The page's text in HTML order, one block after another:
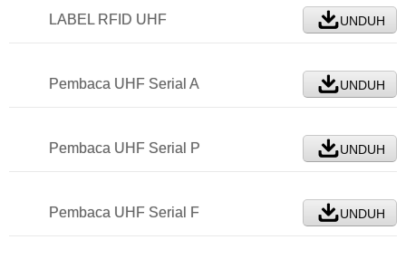
LABEL RFID UHF UNDUH
Pembaca UHF Serial A UNDUH
Pembaca UHF Serial P UNDUH
Pembaca UHF Serial F UNDUH